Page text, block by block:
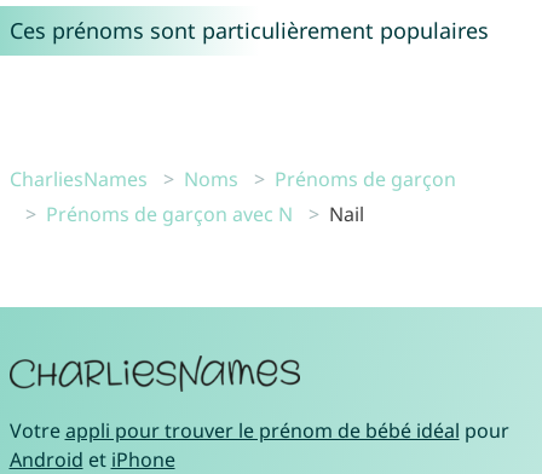
Ces prénoms sont particulièrement populaires
CharliesNames Noms
Prénoms de garçon
Prénoms de garçon avec N
Nail
Votreappli pour trouver le prénom de bébé idéal pour
Android et iPhone